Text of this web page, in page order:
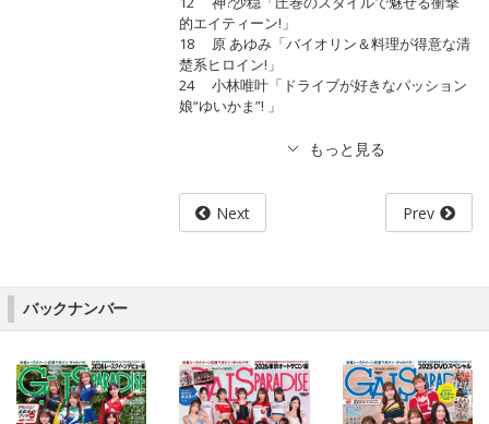
的エイティーン!」
18 原 あゆみ「バイオリン＆料理が得意な清
楚系ヒロイン!」
24 小林唯叶「ドライブが好きなパッション
娘“ゆいかま”! 」
Next Prev
バックナンバー